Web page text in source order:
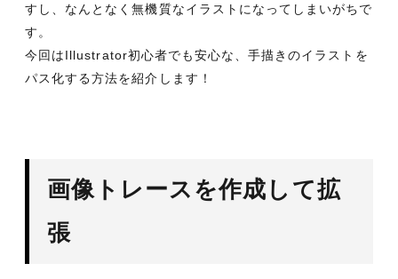
すし、なんとなく無機質なイラストになってしまいがちで
す。
今回はIllustrator初心者でも安心な、手描きのイラストを
パス化する方法を紹介します！
画像トレースを作成して拡
張